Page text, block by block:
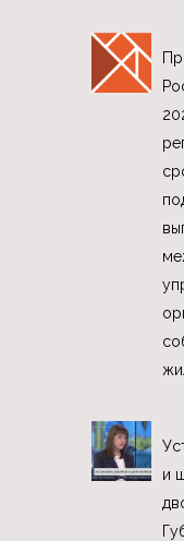
и